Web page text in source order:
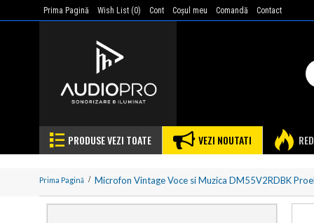
Prima Pagină Wish List (0) Cont Coşul meu Comandă Contact
PRODUSE VEZI TOATE VEZI NOUTATI
Prima Pagină Microfon Vintage Voce si Muzica DM55V2RDBK